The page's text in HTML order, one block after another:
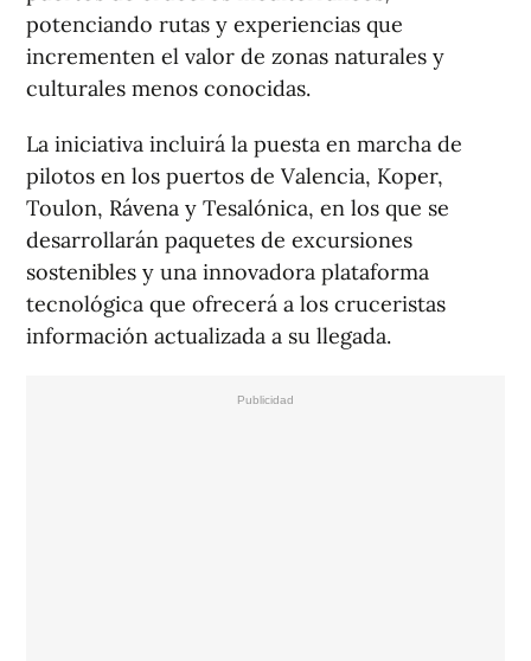
potenciando rutas y experiencias que
incrementen el valor de zonas naturales y
culturales menos conocidas.
La iniciativa incluirá la puesta en marcha de
pilotos en los puertos de Valencia, Koper,
Toulon, Rávena y Tesalónica, en los que se
desarrollarán paquetes de excursiones
sostenibles y una innovadora plataforma
tecnológica que ofrecerá a los cruceristas
información actualizada a su llegada.